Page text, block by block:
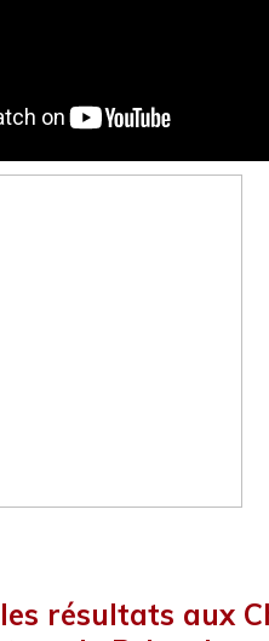
résultats aux